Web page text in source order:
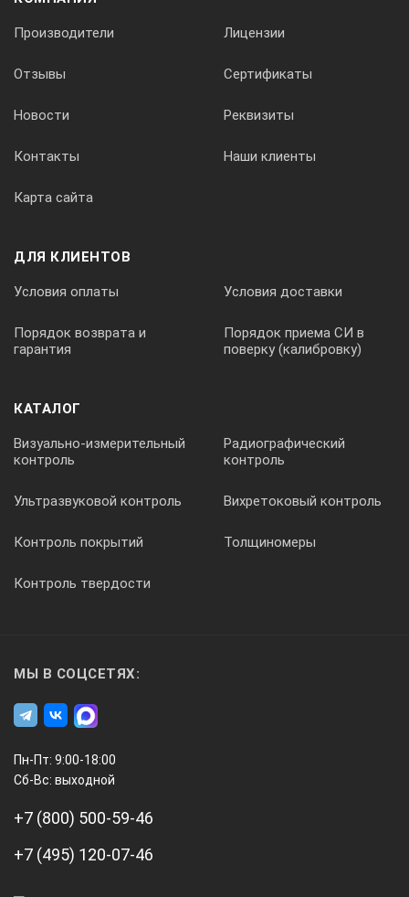
Производители Лицензии
Отзывы Сертификаты
Новости Реквизиты
Контакты Наши клиенты
Карта сайта
ДЛЯ КЛИЕНТОВ
Условия оплаты Условия доставки
Порядок возврата и
гарантия
Порядок приема СИ в
поверку (калибровку)
КАТАЛОГ
Визуально-измерительный
контроль
Радиографический
контроль
Ультразвуковой контроль Вихретоковый контроль
Контроль покрытий Толщиномеры
Контроль твердости
МЫ В СОЦСЕТЯХ:
Пн-Пт: 9:00-18:00
Сб-Вс: выходной
+7 (800) 500-59-46
+7 (495) 120-07-46